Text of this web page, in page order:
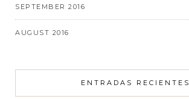
SEPTEMBER 2016
AUGUST 2016
ENTRADAS RECIENTES